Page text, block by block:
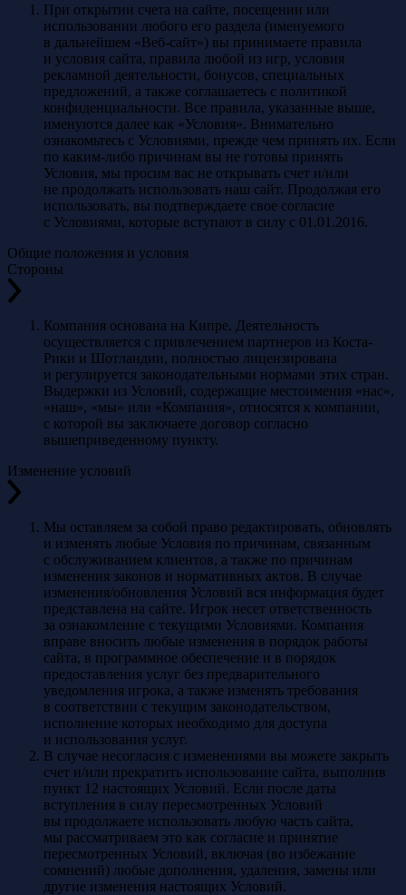
При открытии счета на сайте, посещении или
использовании любого его раздела (именуемого
в дальнейшем «Веб-сайт») вы принимаете правила
и условия сайта, правила любой из игр, условия
рекламной деятельности, бонусов, специальных
предложений, а также соглашаетесь с политикой
конфиденциальности. Все правила, указанные выше,
именуются далее как «Условия». Внимательно
ознакомьтесь с Условиями, прежде чем принять их. Если
по каким-либо причинам вы не готовы принять
Условия, мы просим вас не открывать счет и/или
не продолжать использовать наш сайт. Продолжая его
использовать, вы подтверждаете свое согласие
с Условиями, которые вступают в силу с 01.01.2016.
Общие положения и условия
Стороны
Компания основана на Кипре. Деятельность
осуществляется с привлечением партнеров из Коста-
Рики и Шотландии, полностью лицензирована
и регулируется законодательными нормами этих стран.
Выдержки из Условий, содержащие местоимения «нас»,
«наш», «мы» или «Компания», относятся к компании,
с которой вы заключаете договор согласно
вышеприведенному пункту.
Изменение условий
Мы оставляем за собой право редактировать, обновлять
и изменять любые Условия по причинам, связанным
с обслуживанием клиентов, а также по причинам
изменения законов и нормативных актов. В случае
изменения/обновления Условий вся информация будет
представлена на сайте. Игрок несет ответственность
за ознакомление с текущими Условиями. Компания
вправе вносить любые изменения в порядок работы
сайта, в программное обеспечение и в порядок
предоставления услуг без предварительного
уведомления игрока, а также изменять требования
в соответствии с текущим законодательством,
исполнение которых необходимо для доступа
и использования услуг.
В случае несогласия с изменениями вы можете закрыть
счет и/или прекратить использование сайта, выполнив
пункт 12 настоящих Условий. Если после даты
вступления в силу пересмотренных Условий
вы продолжаете использовать любую часть сайта,
мы рассматриваем это как согласие и принятие
пересмотренных Условий, включая (во избежание
сомнений) любые дополнения, удаления, замены или
другие изменения настоящих Условий.